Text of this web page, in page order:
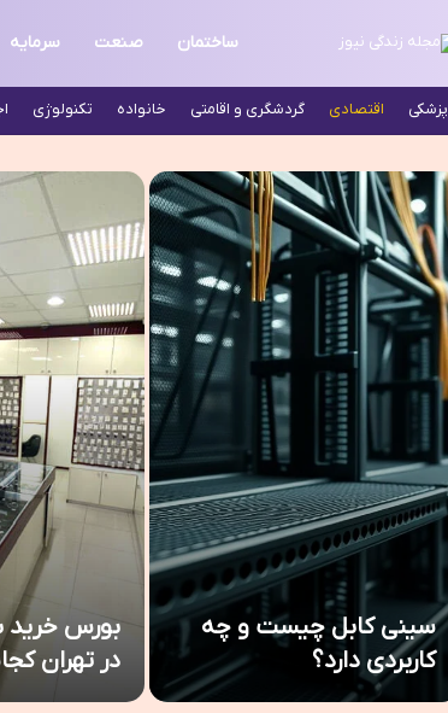
ساختمان صنعت سرمایه
پزشکی اقتصادی گردشگری و اقامتی خانواده تکنولوژی
سینی کابل چیست و چه
کاربردی دارد؟
بورس خرید
در تهران